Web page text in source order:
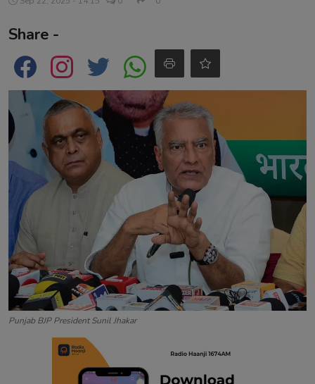
Contact
Share -
Punjab BJP President Sunil Jhakar